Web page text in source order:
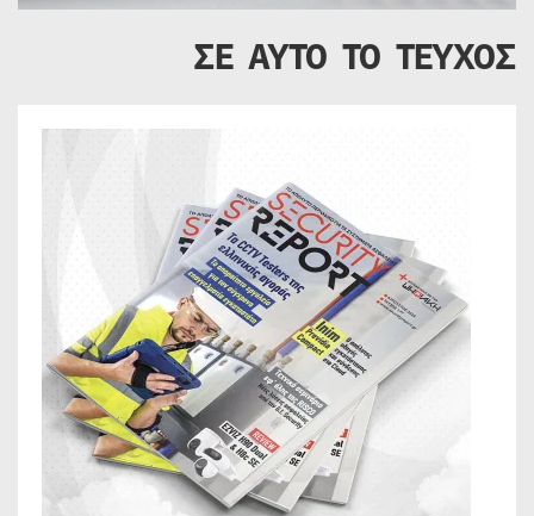
ΣΕ ΑΥΤΟ ΤΟ ΤΕΥΧΟΣ